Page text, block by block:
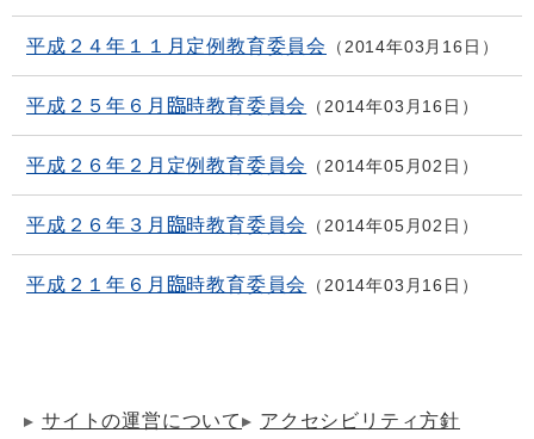
平成２４年１１月定例教育委員会 2014年03月16日
平成２５年６月臨時教育委員会 2014年03月16日
平成２６年２月定例教育委員会 2014年05月02日
平成２６年３月臨時教育委員会 2014年05月02日
平成２１年６月臨時教育委員会 2014年03月16日
サイトの運営について
アクセシビリティ方針